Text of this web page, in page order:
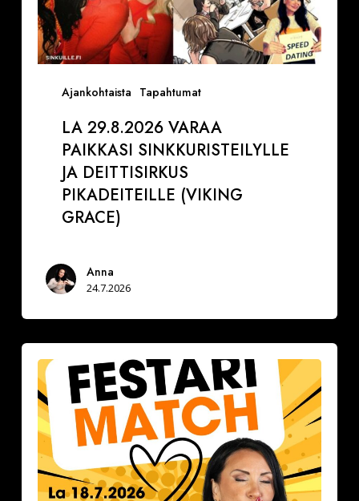
Ajankohtaista Tapahtumat
LA 29.8.2026 VARAA
PAIKKASI SINKKURISTEILYLLE
JA DEITTISIRKUS
PIKADEITEILLE (VIKING
GRACE)
Anna
24.7.2026
Deittisirkus
18.7.2026,
klo
16.30-